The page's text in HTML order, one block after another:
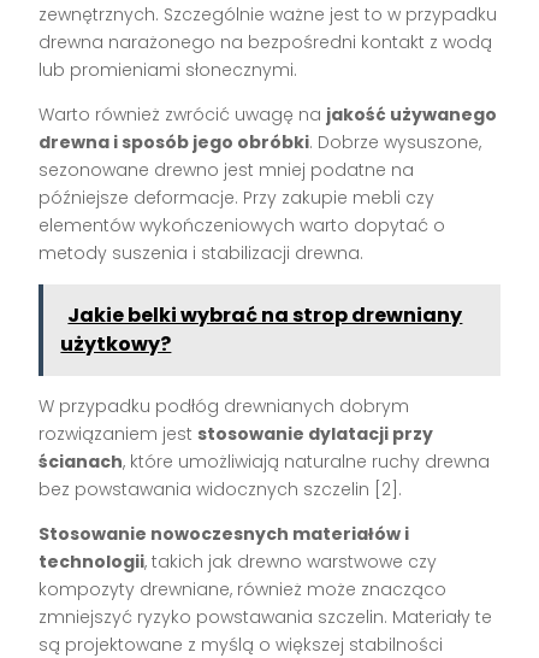
zewnętrznych. Szczególnie ważne jest to w przypadku
drewna narażonego na bezpośredni kontakt z wodą
lub promieniami słonecznymi.
Warto również zwrócić uwagę na jakość używanego
drewna i sposób jego obróbki. Dobrze wysuszone,
sezonowane drewno jest mniej podatne na
późniejsze deformacje. Przy zakupie mebli czy
elementów wykończeniowych warto dopytać o
metody suszenia i stabilizacji drewna.
Jakie belki wybrać na strop drewniany
użytkowy?
W przypadku podłóg drewnianych dobrym
rozwiązaniem jest stosowanie dylatacji przy
ścianach, które umożliwiają naturalne ruchy drewna
bez powstawania widocznych szczelin [2].
Stosowanie nowoczesnych materiałów i
technologii, takich jak drewno warstwowe czy
kompozyty drewniane, również może znacząco
zmniejszyć ryzyko powstawania szczelin. Materiały te
są projektowane z myślą o większej stabilności